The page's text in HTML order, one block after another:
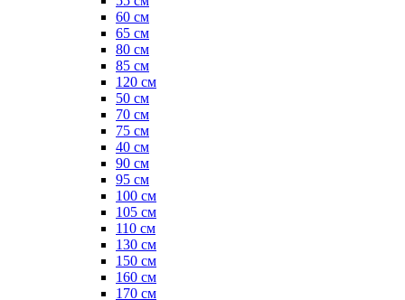
60 см
65 см
80 см
85 см
120 см
50 см
70 см
75 см
40 см
90 см
95 см
100 см
105 см
110 см
130 см
150 см
160 см
170 см